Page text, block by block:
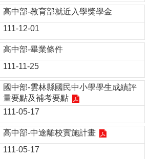
高中部-教育部就近入學獎學金
111-12-01
高中部-畢業條件
111-11-25
國中部-雲林縣國民中小學學生成績評
量要點及補考要點
111-05-17
高中部-中途離校實施計畫
111-05-17